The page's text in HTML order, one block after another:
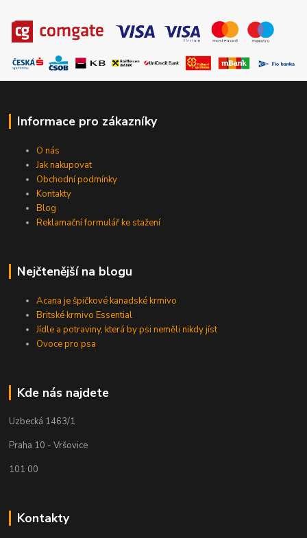
Informace pro zákazníky
O nás
Jak nakupovat
Obchodní podmínky
Kontakty
Blog
Reklamační formulář ke stažení
Nejčtenější na blogu
Acana je špičkové kanadské krmivo
Britské krmivo Essential
Jídle a potraviny, která by psi neměli nikdy jíst
Ovoce pro psa
Kde nás najdete
Uzbecká 1463/1
Praha 10 - Vršovice
101 00
Kontakty